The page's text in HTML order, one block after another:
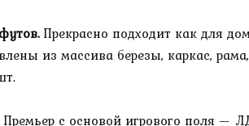
Прекрасно подходит как для
из массива березы, каркас,
Премьер с основой игрового поля —